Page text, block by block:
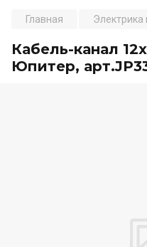
Главная Электрика
Кабель-канал
Юпитер,